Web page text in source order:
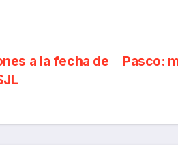
Pasco:
a la fecha de